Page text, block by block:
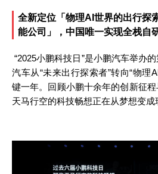
全新定位「物理AI世界的出行探
能公司」，中国唯一实现全栈自
“2025小鹏科技日”是小鹏汽车举办
汽车从“未来出行探索者”转向“物理
键一年。回顾小鹏十余年的创新征
天马行空的科技畅想正在从梦想变成